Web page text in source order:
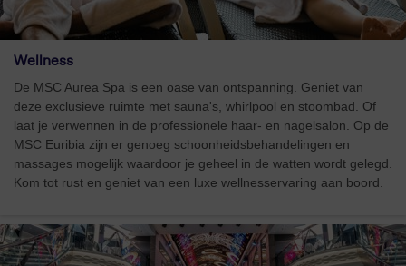
Wellness
De MSC Aurea Spa is een oase van ontspanning. Geniet van
deze exclusieve ruimte met sauna's, whirlpool en stoombad. Of
laat je verwennen in de professionele haar- en nagelsalon. Op de
MSC Euribia zijn er genoeg schoonheidsbehandelingen en
massages mogelijk waardoor je geheel in de watten wordt gelegd.
Kom tot rust en geniet van een luxe wellnesservaring aan boord.